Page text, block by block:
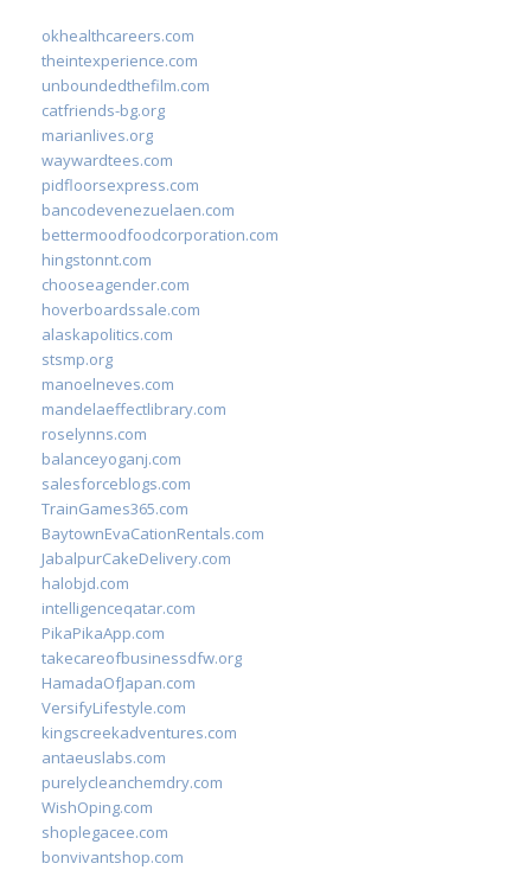
okhealthcareers.com
theintexperience.com
unboundedthefilm.com
catfriends-bg.org
marianlives.org
waywardtees.com
pidfloorsexpress.com
bancodevenezuelaen.com
bettermoodfoodcorporation.com
hingstonnt.com
chooseagender.com
hoverboardssale.com
alaskapolitics.com
stsmp.org
manoelneves.com
mandelaeffectlibrary.com
roselynns.com
balanceyoganj.com
salesforceblogs.com
TrainGames365.com
BaytownEvaCationRentals.com
JabalpurCakeDelivery.com
halobjd.com
intelligenceqatar.com
PikaPikaApp.com
takecareofbusinessdfw.org
HamadaOfJapan.com
VersifyLifestyle.com
kingscreekadventures.com
antaeuslabs.com
purelycleanchemdry.com
WishOping.com
shoplegacee.com
bonvivantshop.com